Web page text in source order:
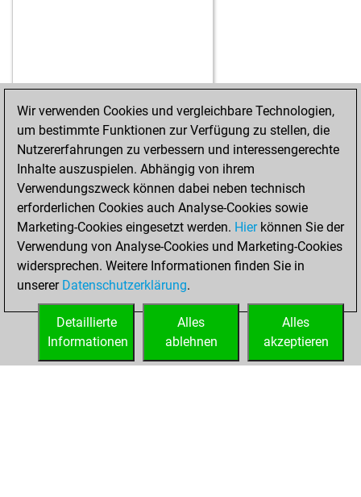
STARTSEITE ERFOLGE
Wir verwenden Cookies und vergleichbare Technologien,
um bestimmte Funktionen zur Verfügung zu stellen, die
Nutzererfahrungen zu verbessern und interessengerechte
Inhalte auszuspielen. Abhängig von ihrem
Verwendungszweck können dabei neben technisch
erforderlichen Cookies auch Analyse-Cookies sowie
Marketing-Cookies eingesetzt werden. Hierkönnen Sie der
Verwendung von Analyse-Cookies und Marketing-Cookies
widersprechen. Weitere Informationen finden Sie in
unserer Datenschutzerklärung.
Alles
akzeptieren
Alles
ablehnen
Detaillierte
Informationen